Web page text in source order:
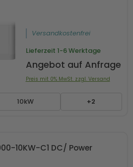
10kW +2
Versandkostenfrei
Lieferzeit 1-6 Werktage
Angebot auf Anfrage
Preis mit 0% MwSt. zzgl. Versand
10KW-C1 DC/ Power